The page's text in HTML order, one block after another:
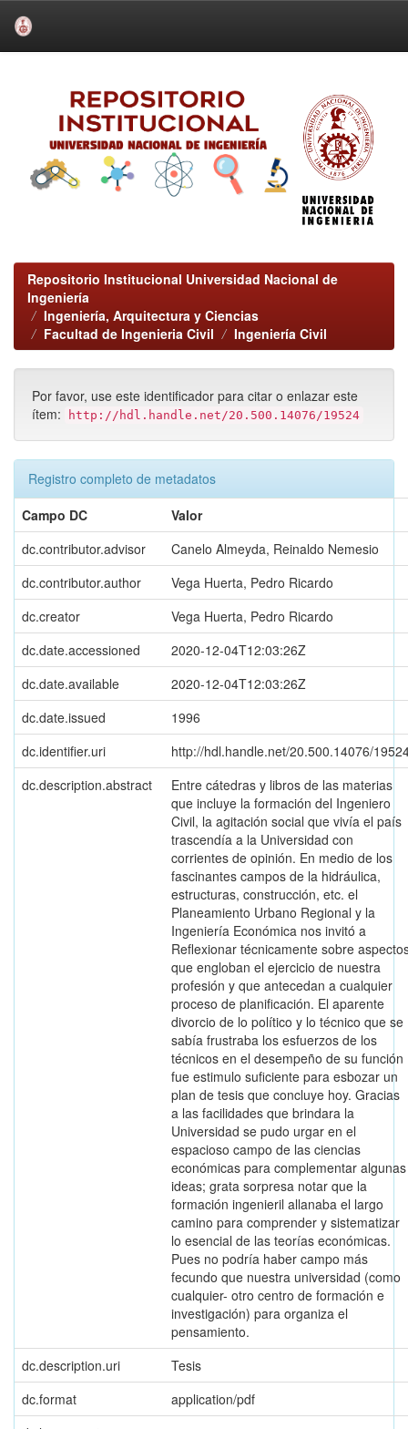
Repositorio Institucional Universidad Nacional de
Ingeniería
Ingeniería, Arquitectura y Ciencias
Facultad de Ingenieria Civil
Ingeniería Civil
Por favor, use este identificador para citar o enlazar este
ítem:
http://hdl.handle.net/20.500.14076/19524
Registro completo de metadatos
Campo DC
Valor
dc.contributor.advisor
Canelo Almeyda, Reinaldo Nemesio
dc.contributor.author
Vega Huerta, Pedro Ricardo
dc.creator
Vega Huerta, Pedro Ricardo
dc.date.accessioned
2020-12-04T12:03:26Z
dc.date.available
2020-12-04T12:03:26Z
dc.date.issued
1996
dc.identifier.uri
http://hdl.handle.net/20.500.14076/
dc.description.abstract
Entre cátedras y libros de las materias
que incluye la formación del Ingeniero
Civil, la agitación social que vivía el país
trascendía a la Universidad con
corrientes de opinión. En medio de los
fascinantes campos de la hidráulica,
estructuras, construcción, etc. el
Planeamiento Urbano Regional y la
Ingeniería Económica nos invitó a
Reflexionar técnicamente sobre
que engloban el ejercicio de nuestra
profesión y que antecedan a cualquier
proceso de planificación. El aparente
divorcio de lo político y lo técnico que se
sabía frustraba los esfuerzos de los
técnicos en el desempeño de su función
fue estimulo suficiente para esbozar un
plan de tesis que concluye hoy. Gracias
a las facilidades que brindara la
Universidad se pudo urgar en el
espacioso campo de las ciencias
económicas para complementar algunas
ideas; grata sorpresa notar que la
formación ingenieril allanaba el largo
camino para comprender y sistematizar
lo esencial de las teorías económicas.
Pues no podría haber campo más
fecundo que nuestra universidad (como
cualquier- otro centro de formación e
investigación) para organiza el
pensamiento.
dc.description.uri
Tesis
dc.format
application/pdf